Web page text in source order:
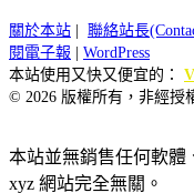
關於本站 聯絡站長
閱電子報
WordPress
本站使用又快又便宜的：
© 2026 版權所有，非經授
本站並無銷售任何軟體
xyz 網站完全無關。